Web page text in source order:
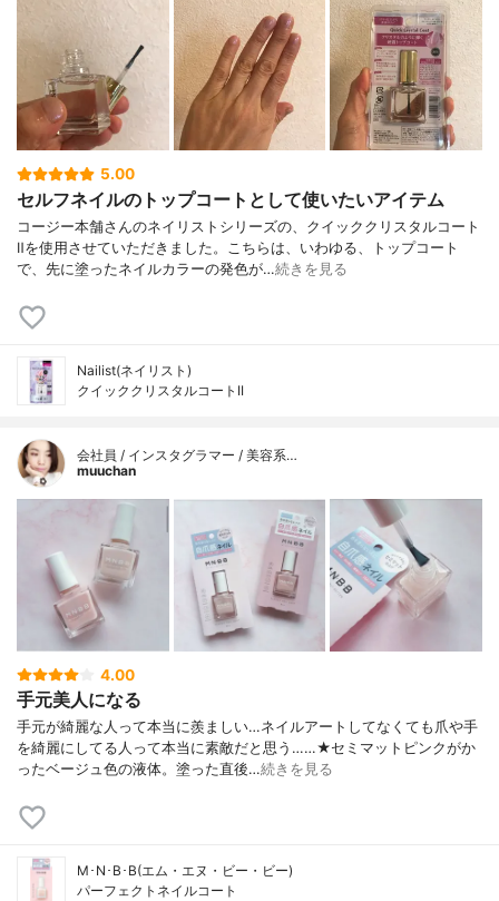
5.00
セルフネイルのトップコートとして使いたいアイテム
コージー本舗さんのネイリストシリーズの、クイッククリスタルコート
Ⅱを使用させていただきました。こちらは、いわゆる、トップコート
で、先に塗ったネイルカラーの発色が…続きを見る
Nailist(ネイリスト)
クイッククリスタルコートII
会社員 / インスタグラマー / 美容系…
muuchan
4.00
手元美人になる
手元が綺麗な人って本当に羨ましい…ネイルアートしてなくても爪や手
を綺麗にしてる人って本当に素敵だと思う……★セミマットピンクがか
ったベージュ色の液体。塗った直後…続きを見る
M･N･B･B(エム・エヌ・ビー・ビー)
パーフェクトネイルコート